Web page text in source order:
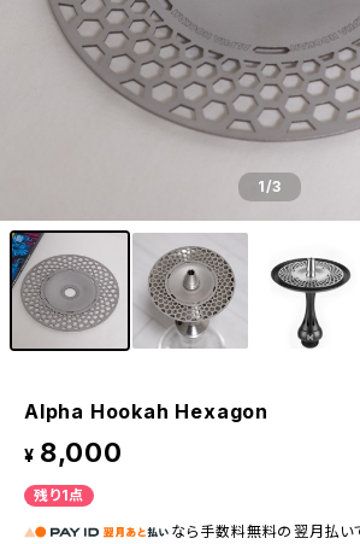
1/3
Alpha Hookah Hexagon
¥ 8,000
残り1点
なら 手数料無料の 翌月払い